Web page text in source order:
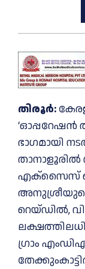
തിരൂർ:
‘ഓപ്പറേഷൻ
ഭാഗമായി
താനാളൂരിൽ
എക്സൈസ്
റെയ്ഡിൽ,
ഗ്രാം